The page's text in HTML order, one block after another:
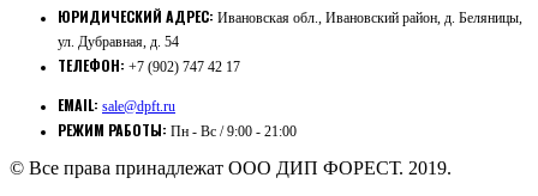
ЮРИДИЧЕСКИЙ АДРЕС: Ивановская обл., Ивановский район, д. Беляницы,
ул. Дубравная, д. 54
ТЕЛЕФОН: +7 (902) 747 42 17
EMAIL: sale@dpft.ru
РЕЖИМ РАБОТЫ: Пн - Вс / 9:00 - 21:00
© Все права принадлежат ООО ДИП ФОРЕСТ. 2019.